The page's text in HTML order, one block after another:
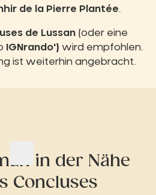
de la Pierre Plantée.
de Lussan (oder eine
IGNrando') wird empfohlen.
ist weiterhin angebracht.
in der Nähe
Concluses